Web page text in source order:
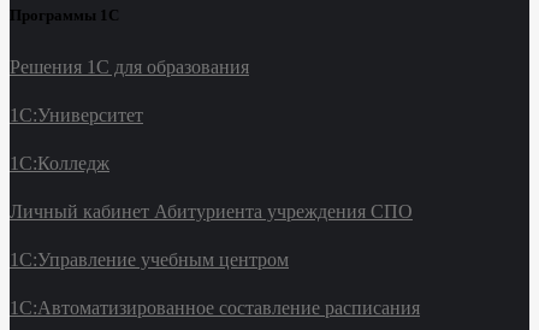
Программы 1С
Решения 1С для образования
1С:Университет
1С:Колледж
Личный кабинет Абитуриента учреждения СПО
1С:Управление учебным центром
1С:Автоматизированное составление расписания